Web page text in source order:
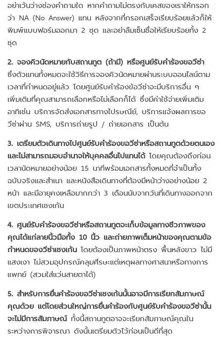
อย่าเว้นว่างช่องคำถามใด หากคำถามไม่ตรงกับเคสของเราให้กรอก
ว่า NA (No Answer) แทน หลังจากที่กรอกเสร็จเรียบร้อยแล้วก็ให้
พิมพ์แบบฟอร์มออกมา 2 ชุด และอย่าลืมเซ็นชื่อให้เรียบร้อยทั้ง 2
ชุด
2. จองคิวนัดหมายกับสถานทูต (ถ้ามี) หรือศูนย์รับคำร้องขอวีซ่า
ซึ่งตัวแทนทั้งหมดจะใช้วิธีการจองคิวนัดหมายผ่านระบบออนไลน์ตาม
เวลาที่กำหนดอยู่แล้ว โดยศูนย์รับคำร้องข้อวีซ่าจะมีบริการอื่น ๆ
เพิ่มเติมที่คุณสามารถเลือกหรือไม่เลือกก็ได้ ซึ่งมีค่าใช้จ่ายเพิ่มเติม
อาทิเช่น บริการจัดส่งเอกสารทางไปรษณีย์, บริการแจ้งผลการขอ
วีซ่าผ่าน SMS, บริการถ่ายรูป / ถ่ายเอกสาร เป็นต้น
3. เตรียมตัวเดินทางไปศูนย์รับคำร้องขอวีซ่าหรือสถานทูตด้วยตนเอง
และไม่สามารถมอบอำนาจให้บุคคลอื่นไปแทนได้ โดยคุณต้องถึงก่อน
เวลานัดหมายอย่างน้อย 15 นาทีพร้อมเอกสารทั้งหมดที่จำเป็นทั้ง
ฉบับจริงและสำเนา และหนังสือเดินทางที่ต้องมีหน้าว่างอย่างน้อย 2
หน้า และมีอายุคงเหลือมากกว่า 3 เดือนนับจากวันที่เดินทางออกจาก
เขตประเทศเชงเก้น
4. ศูนย์รับคำร้องขอวีซ่าหรือสถานทูตจะเก็บข้อมูลทางชีวภาพของ
คุณได้แก่ลายนิ้วมือทั้ง 10 นิ้ว และถ่ายภาพเต็มหน้าของคุณตามข้อ
กำหนดของวีซ่าเชงเก้น โดยต้องเป็นภาพหน้าตรง พื้นหลังขาว ไม่มี
แสงเงา ไม่สวมอุปกรณ์คลุมศีรษะแต่เหตุผลทางศาสนาหรือทางการ
แพทย์ (สวมใส่แว่นสายตาได้)
5. สำหรับการยื่นคำร้องขอวีซ่าเชงเก้นนั้นอาจมีการเรียกสัมภาษณ์
คุณด้วย แต่โดยส่วนใหญ่การยื่นคำร้องกับศูนย์รับคำร้องขอวีซ่านั้น
จะไม่มีการสัมภาษณ์ทั้งนี้สถานทูตอาจจะเรียกสัมภาษณ์คุณใน
ระหว่างการพิจารณา ดังนั้นเตรียมตัวไว้ก่อนเป็นดีที่สุด